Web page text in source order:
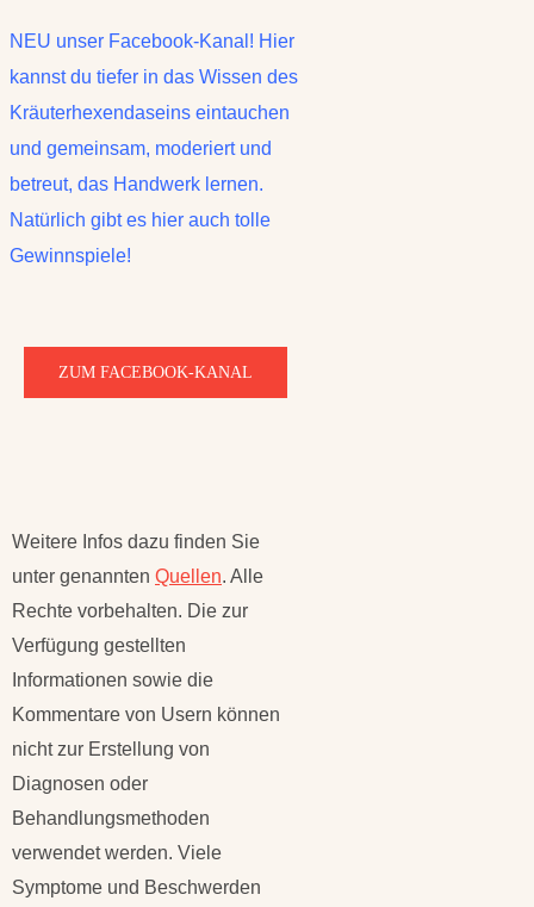
NEU unser Facebook-Kanal! Hier
kannst du tiefer in das Wissen des
Kräuterhexendaseins eintauchen
und gemeinsam, moderiert und
betreut, das Handwerk lernen.
Natürlich gibt es hier auch tolle
Gewinnspiele!
ZUM FACEBOOK-KANAL
Weitere Infos dazu finden Sie
unter genannten Quellen. Alle
Rechte vorbehalten. Die zur
Verfügung gestellten
Informationen sowie die
Kommentare von Usern können
nicht zur Erstellung von
Diagnosen oder
Behandlungsmethoden
verwendet werden. Viele
Symptome und Beschwerden